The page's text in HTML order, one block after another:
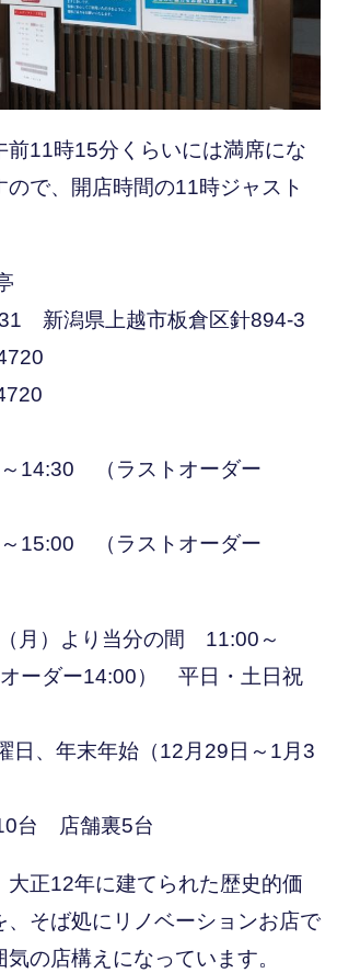
前11時15分くらいには満席にな
ので、開店時間の11時ジャスト
新潟県上越市板倉区針894-3
14:30 （ラストオーダー
15:00 （ラストオーダー
月）より当分の間 11:00～
ーダー14:00） 平日・土日祝
日、年末年始（12月29日～1月3
台 店舗裏5台
大正12年に建てられた歴史的価
、そば処にリノベーションお店で
の店構えになっています。